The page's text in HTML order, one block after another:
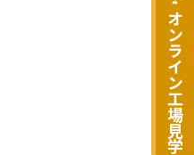
オンライン工場見学